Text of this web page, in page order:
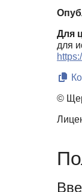
Для
для
©